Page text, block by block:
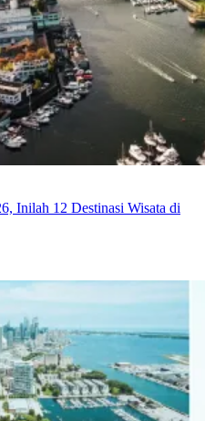
Inilah 12 Destinasi Wisata di